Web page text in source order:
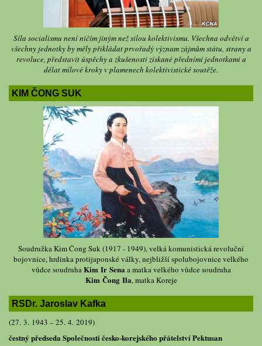
Síla socialismu není ničím jiným než silou kolektivismu. Všechna odvětví a
všechny jednotky by měly přikládat prvořadý význam zájmům státu, strany a
revoluce, představit úspěchy a zkušenosti získané předními jednotkami a
dělat mílové kroky v plamenech kolektivistické soutěže.
KIM ČONG SUK
Soudružka Kim Čong Suk (1917 - 1949), velká komunistická revoluční
bojovnice, hrdinka protijaponské války, nejbližší spolubojovnice velkého
vůdce soudruhaKim Ir Sena a matka velkého vůdce soudruha
Kim Čong Ila, matka Koreje
RSDr. Jaroslav Kafka
(27. 3. 1943 – 25. 4. 2019)
čestný předseda Společnosti česko-korejského přátelství Pektusan